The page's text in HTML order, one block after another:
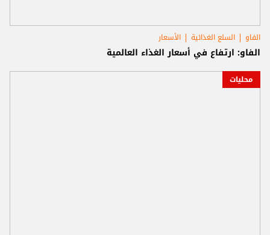
الفاو السلع الغذائية الأسعار
الفاو: ارتفاع في أسعار الغذاء العالمية
محليات